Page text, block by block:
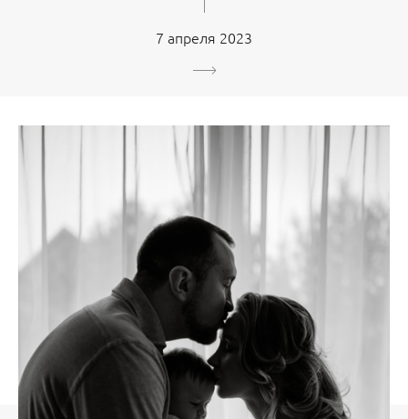
7 апреля 2023